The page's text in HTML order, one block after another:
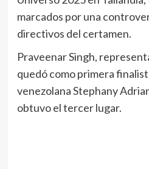
marcados por una
directivos del certamen.
Praveenar Singh,
quedó como primera
venezolana Stephany
obtuvo el tercer lugar.